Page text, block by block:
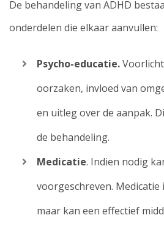
De behandeling van ADHD
onderdelen die elkaar aanvullen:
Psycho-educatie.
oorzaken, invloed van
en uitleg over de aanpak.
de behandeling.
Medicatie. Indien nodig
voorgeschreven. Medicatie
maar kan een effectief